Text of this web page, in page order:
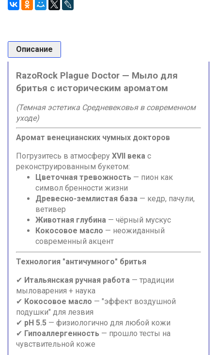
Описание
RazoRock Plague Doctor — Мыло для
бритья с историческим ароматом
(Темная эстетика Средневековья в современном
уходе)
Аромат венецианских чумных докторов
Погрузитесь в атмосферу XVII века с
реконструированным букетом:
Цветочная тревожность — пион как
символ бренности жизни
Древесно-землистая база — кедр, пачули,
ветивер
Животная глубина — чёрный мускус
Кокосовое масло — неожиданный
современный акцент
Технология "античумного" бритья
✔ Итальянская ручная работа — традиции
мыловарения + наука
✔ Кокосовое масло — "эффект воздушной
подушки" для лезвия
✔ pH 5.5 — физиологично для любой кожи
✔ Гипоаллергенность — прошло тесты на
чувствительной коже